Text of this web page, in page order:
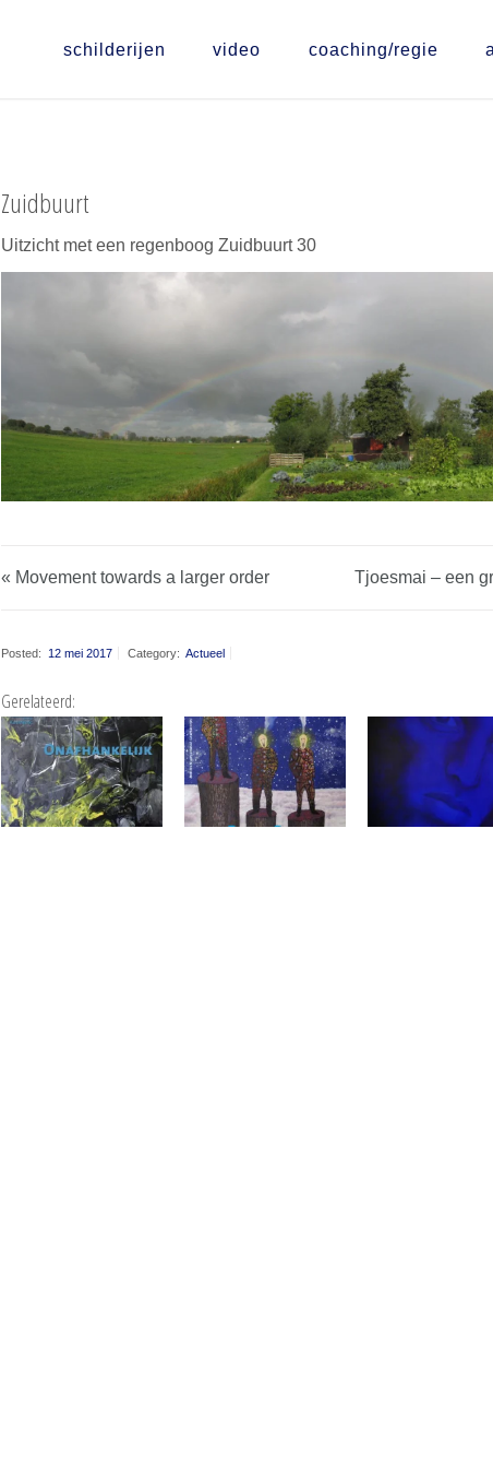
schilderijen video coaching/regie
Zuidbuurt
Uitzicht met een regenboog Zuidbuurt 30
« Movement towards a larger order Tjoesmai – een
Posted: 12 mei 2017 Category: Actueel
Gerelateerd: